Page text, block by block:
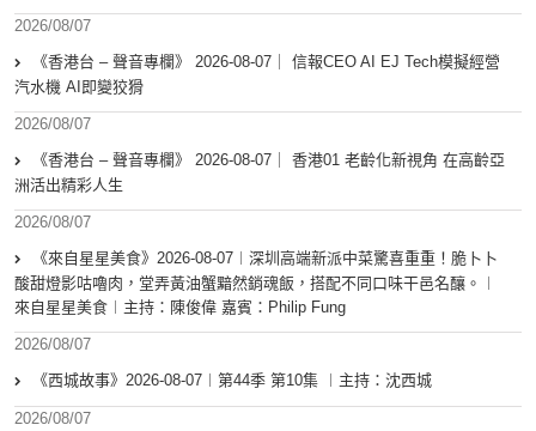
2026/08/07
《香港台 – 聲音專欄》 2026-08-07｜ 信報CEO AI EJ Tech模擬經營
汽水機 AI即變狡猾
2026/08/07
《香港台 – 聲音專欄》 2026-08-07｜ 香港01 老齡化新視角 在高齡亞
洲活出精彩人生
2026/08/07
《來自星星美食》2026-08-07︱深圳高端新派中菜驚喜重重！脆卜卜
酸甜燈影咕嚕肉，堂弄黃油蟹黯然銷魂飯，搭配不同口味干邑名釀。︱
來自星星美食︱主持：陳俊偉 嘉賓：Philip Fung
2026/08/07
《西城故事》2026-08-07︱第44季 第10集 ︱主持：沈西城
2026/08/07